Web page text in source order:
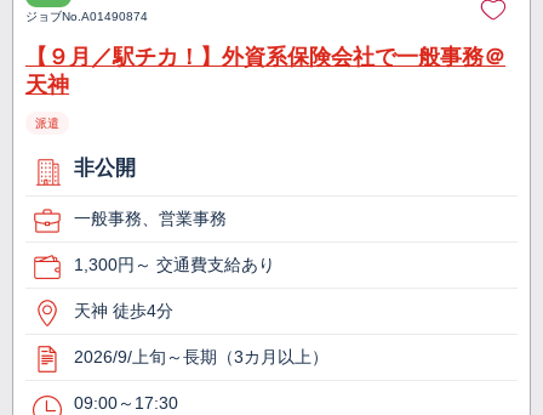
ジョブNo.A01490874
【９月／駅チカ！】外資系保険会社で一般事務＠
天神
派遣
非公開
一般事務、営業事務
1,300円～ 交通費支給あり
天神 徒歩4分
2026/9/上旬～長期（3カ月以上）
09:00～17:30